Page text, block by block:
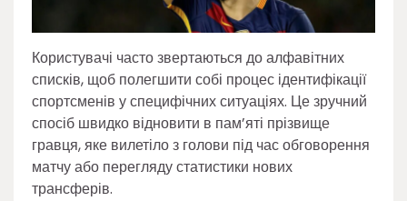
Користувачі часто звертаються до алфавітних
списків, щоб полегшити собі процес ідентифікації
спортсменів у специфічних ситуаціях. Це зручний
спосіб швидко відновити в пам’яті прізвище
гравця, яке вилетіло з голови під час обговорення
матчу або перегляду статистики нових
трансферів.